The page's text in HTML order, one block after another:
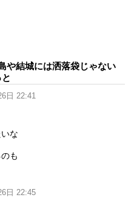
や結城には洒落袋じゃない
日 22:41
な
も
日 22:45